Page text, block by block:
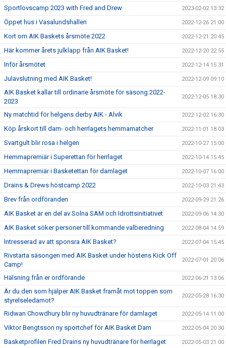
Sportlovscamp 2023 with Fred and Drew 2023-02-02 13:32
Öppet hus i Vasalundshallen 2022-12-26 21:00
Kort om AIK Baskets årsmöte 2022 2022-12-21 20:45
Här kommer årets julklapp från AIK Basket! 2022-12-20 22:55
Inför årsmötet 2022-12-14 15:31
Julavslutning med AIK Basket! 2022-12-09 09:10
AIK Basket kallar till ordinarie årsmöte för säsong 2022-
2023
2022-12-05 18:30
Ny matchtid för helgens derby AIK - Alvik 2022-12-02 16:30
Köp årskort till dam- och herrlagets hemmamatcher 2022-11-01 18:03
Svartgult blir rosa i helgen 2022-10-27 15:00
Hemmapremiär i Superettan för herrlaget 2022-10-14 15:45
Hemmapremiär i Basketettan för damlaget 2022-10-07 16:00
Drains & Drews höstcamp 2022 2022-10-03 21:43
Brev från ordföranden 2022-09-29 21:26
AIK Basket är en del av Solna SAM och Idrottsinitiativet 2022-09-06 14:30
AIK Basket söker personer till kommande valberedning 2022-08-04 14:59
Intresserad av att sponsra AIK Basket? 2022-07-04 15:45
Rivstarta säsongen med AIK Basket under höstens Kick Off
Camp!
2022-07-01 20:06
Hälsning från er ordförande 2022-06-21 13:06
Är du den som hjälper AIK Basket framåt mot toppen som
styrelseledamot?
2022-05-28 16:30
Ridwan Chowdhury blir ny huvudtränare för damlaget 2022-05-14 11:00
Viktor Bengtsson ny sportchef för AIK Basket Dam 2022-05-04 20:30
Basketprofilen Fred Drains ny huvudtränare för herrlaget 2022-05-03 21:00